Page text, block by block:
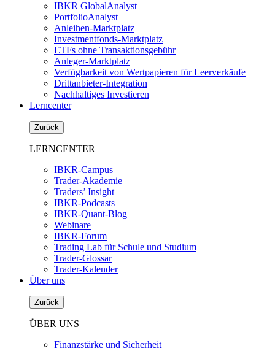
IBKR GlobalAnalyst
PortfolioAnalyst
Anleihen-Marktplatz
Investmentfonds-Marktplatz
ETFs ohne Transaktionsgebühr
Anleger-Marktplatz
Verfügbarkeit von Wertpapieren für Leerverkäufe
Drittanbieter-Integration
Nachhaltiges Investieren
Lerncenter
Zurück
LERNCENTER
IBKR-Campus
Trader-Akademie
Traders’ Insight
IBKR-Podcasts
IBKR-Quant-Blog
Webinare
IBKR-Forum
Trading Lab für Schule und Studium
Trader-Glossar
Trader-Kalender
Über uns
Zurück
ÜBER UNS
Finanzstärke und Sicherheit